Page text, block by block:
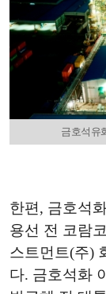
금호석유
한편, 금호석
용선 전 코람
스트먼트(주)
다. 금호석화